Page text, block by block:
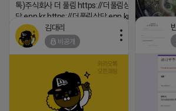
톡)주식회사 더 풀림 https://더풀림상
담.enn.kr https://더풀림상담.enn.kr
2026-04-18 17:26
2026-04-
김대리
비공개